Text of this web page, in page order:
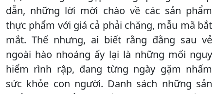
dẫn, những lời mời chào về các sản phẩm
thực phẩm với giá cả phải chăng, mẫu mã bắt
mắt. Thế nhưng, ai biết rằng đằng sau vẻ
ngoài hào nhoáng ấy lại là những mối nguy
hiểm rình rập, đang từng ngày gặm nhấm
sức khỏe con người. Danh sách những sản